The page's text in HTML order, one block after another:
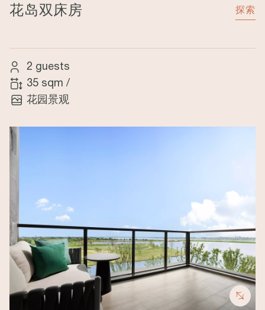
花岛双床房 探索
2 guests
35 sqm /
花园景观
Image